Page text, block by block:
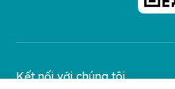
Kết nối với chúng tôi